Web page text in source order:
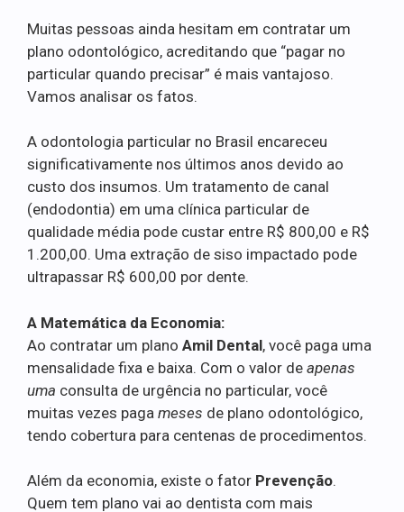
Muitas pessoas ainda hesitam em contratar um
plano odontológico, acreditando que “pagar no
particular quando precisar” é mais vantajoso.
Vamos analisar os fatos.
A odontologia particular no Brasil encareceu
significativamente nos últimos anos devido ao
custo dos insumos. Um tratamento de canal
(endodontia) em uma clínica particular de
qualidade média pode custar entre R$ 800,00 e R$
1.200,00. Uma extração de siso impactado pode
ultrapassar R$ 600,00 por dente.
A Matemática da Economia:
Ao contratar um plano Amil Dental, você paga uma
mensalidade fixa e baixa. Com o valor de apenas
uma consulta de urgência no particular, você
muitas vezes paga meses de plano odontológico,
tendo cobertura para centenas de procedimentos.
Além da economia, existe o fator Prevenção.
Quem tem plano vai ao dentista com mais